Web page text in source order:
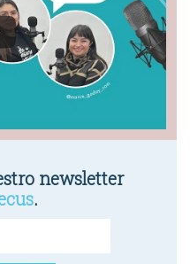
newsletter
.